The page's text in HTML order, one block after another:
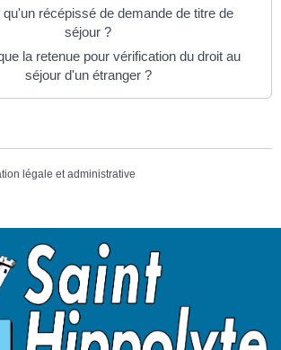
récépissé de demande de titre de
séjour ?
la retenue pour vérification du droit au
séjour d'un étranger ?
légale et administrative